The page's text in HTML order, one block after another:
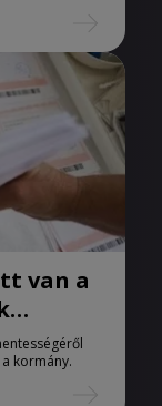
van a
kormány.